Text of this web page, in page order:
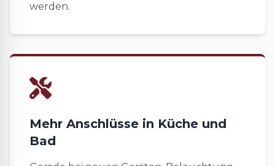
werden.
Mehr Anschlüsse in Küche und
Bad